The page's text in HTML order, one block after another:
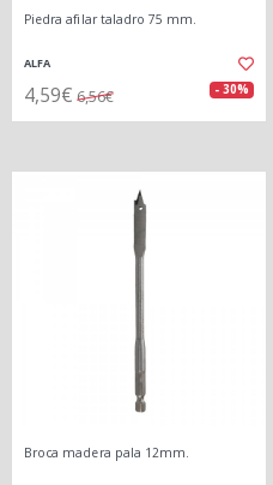
Piedra afilar taladro 75 mm.
ALFA
4,59€ 6,56€ - 30%
Broca madera pala 12mm.